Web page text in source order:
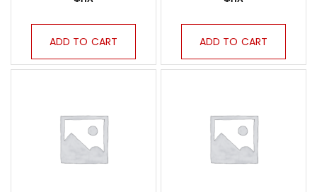
ADD TO CART ADD TO CART